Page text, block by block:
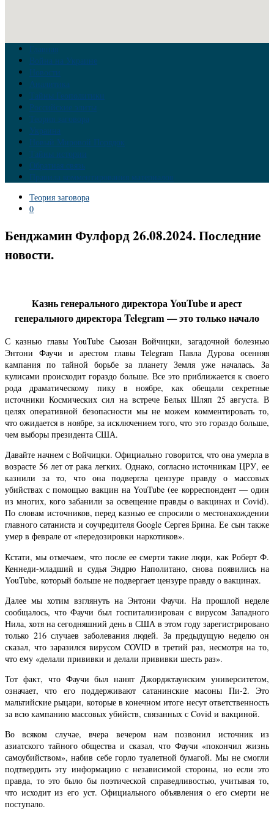
Главная
Война на Украине
Новости
Аналитика
Тайны Геополитики
Российские элиты
Теория заговора
Украина
Новый Мировой Порядок
Тайны истории
Обратная связь
Правила комментирования материалов
Теория заговора
0
Бенджамин Фулфорд 26.08.2024. Последние
новости.
Казнь генерального директора YouTube и арест
генерального директора Telegram — это только начало
С казнью главы YouTube Сьюзан Войчицки, загадочной болезнью
Энтони Фаучи и арестом главы Telegram Павла Дурова осенняя
кампания по тайной борьбе за планету Земля уже началась. За
кулисами происходит гораздо больше. Все это приближается к своего
рода драматическому пику в ноябре, как обещали секретные
источники Космических сил на встрече Белых Шляп 25 августа. В
целях оперативной безопасности мы не можем комментировать то,
что ожидается в ноябре, за исключением того, что это гораздо больше,
чем выборы президента США.
Давайте начнем с Войчицки. Официально говорится, что она умерла в
возрасте 56 лет от рака легких. Однако, согласно источникам ЦРУ, ее
казнили за то, что она подвергла цензуре правду о массовых
убийствах с помощью вакцин на YouTube (ее корреспондент — один
из многих, кого забанили за освещение правды о вакцинах и Covid).
По словам источников, перед казнью ее спросили о местонахождении
главного сатаниста и соучредителя Google Сергея Брина. Ее сын также
умер в феврале от «передозировки наркотиков».
Кстати, мы отмечаем, что после ее смерти такие люди, как Роберт Ф.
Кеннеди-младший и судья Эндрю Наполитано, снова появились на
YouTube, который больше не подвергает цензуре правду о вакцинах.
Далее мы хотим взглянуть на Энтони Фаучи. На прошлой неделе
сообщалось, что Фаучи был госпитализирован с вирусом Западного
Нила, хотя на сегодняшний день в США в этом году зарегистрировано
только 216 случаев заболевания людей. За предыдущую неделю он
сказал, что заразился вирусом COVID в третий раз, несмотря на то,
что ему «делали прививки и делали прививки шесть раз».
Тот факт, что Фаучи был нанят Джорджтаунским университетом,
означает, что его поддерживают сатанинские масоны Пи-2. Это
мальтийские рыцари, которые в конечном итоге несут ответственность
за всю кампанию массовых убийств, связанных с Covid и вакциной.
Во всяком случае, вчера вечером нам позвонил источник из
азиатского тайного общества и сказал, что Фаучи «покончил жизнь
самоубийством», набив себе горло туалетной бумагой. Мы не смогли
подтвердить эту информацию с независимой стороны, но если это
правда, то это было бы поэтической справедливостью, учитывая то,
что исходит из его уст. Официального объявления о его смерти не
поступало.